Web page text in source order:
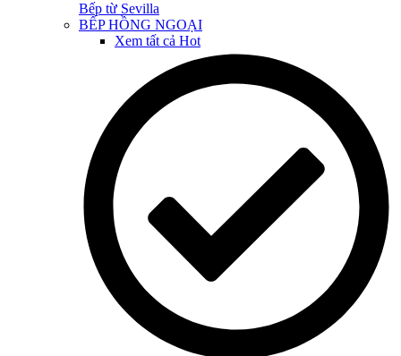
Bếp từ Sevilla
BẾP HỒNG NGOẠI
Xem tất cả Hot